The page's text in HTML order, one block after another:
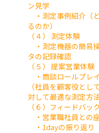
ン見学
・測定事例紹介（
るのか）
（４） 測定体験
・測定機器の簡易
タの記録確認
（５） 提案営業体験
・商談ロールプレイ
（社員を顧客役とし
対して最適な測定方
（６）フィードバック
・営業職社員との
・1dayの振り返り